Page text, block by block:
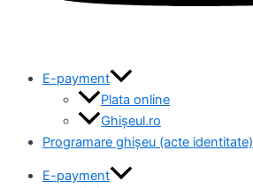
E-payment
Plata online
Ghișeul.ro
Programare ghișeu (acte identitate)
E-payment